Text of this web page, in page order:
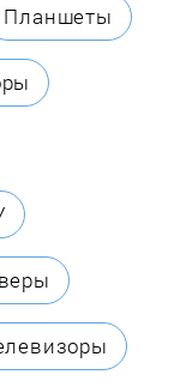
Планшеты